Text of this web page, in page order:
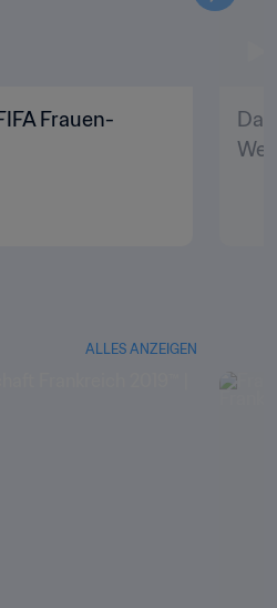
Frauen-
ALLES ANZEIGEN